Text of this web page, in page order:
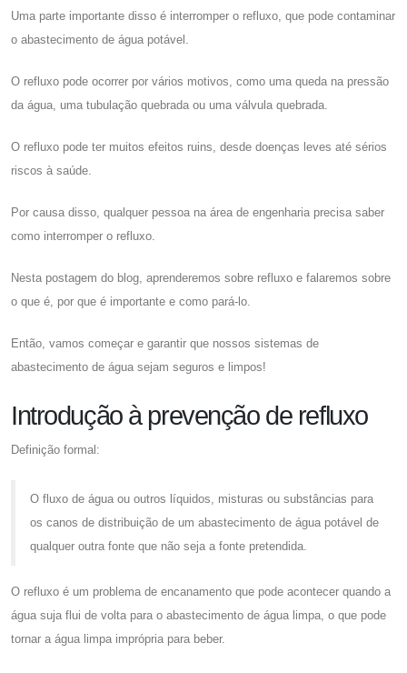
Uma parte importante disso é interromper o refluxo, que pode contaminar
o abastecimento de água potável.
O refluxo pode ocorrer por vários motivos, como uma queda na pressão
da água, uma tubulação quebrada ou uma válvula quebrada.
O refluxo pode ter muitos efeitos ruins, desde doenças leves até sérios
riscos à saúde.
Por causa disso, qualquer pessoa na área de engenharia precisa saber
como interromper o refluxo.
Nesta postagem do blog, aprenderemos sobre refluxo e falaremos sobre
o que é, por que é importante e como pará-lo.
Então, vamos começar e garantir que nossos sistemas de
abastecimento de água sejam seguros e limpos!
Introdução à prevenção de refluxo
Definição formal:
O fluxo de água ou outros líquidos, misturas ou substâncias para
os canos de distribuição de um abastecimento de água potável de
qualquer outra fonte que não seja a fonte pretendida.
O refluxo é um problema de encanamento que pode acontecer quando a
água suja flui de volta para o abastecimento de água limpa, o que pode
tornar a água limpa imprópria para beber.